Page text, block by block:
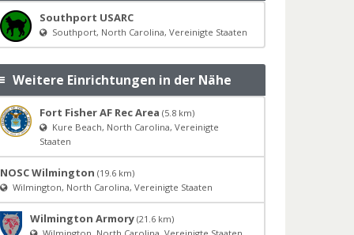
Southport USARC
Southport, North Carolina, Vereinigte Staaten
Weitere Einrichtungen in der Nähe
Fort Fisher AF Rec Area (5.8 km)
Kure Beach, North Carolina, Vereinigte
Staaten
NOSC Wilmington (19.6 km)
Wilmington, North Carolina, Vereinigte Staaten
Wilmington Armory (21.6 km)